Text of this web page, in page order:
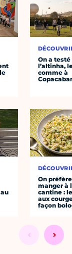
On a testé
l’altinha,
comme à
On préfère
manger à
cantine :
aux
façon